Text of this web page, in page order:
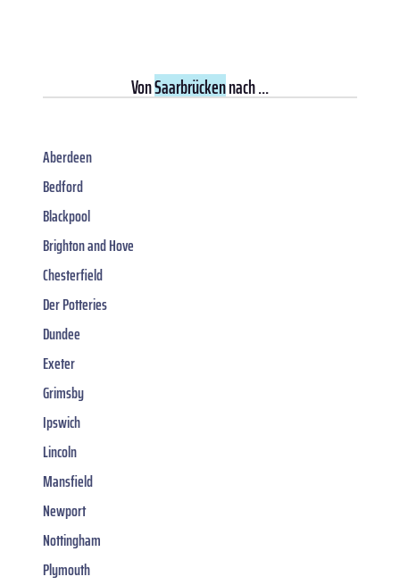
VonSaarbrückennach ...
Aberdeen
Bedford
Blackpool
Brighton and Hove
Chesterfield
Der Potteries
Dundee
Exeter
Grimsby
Ipswich
Lincoln
Mansfield
Newport
Nottingham
Plymouth